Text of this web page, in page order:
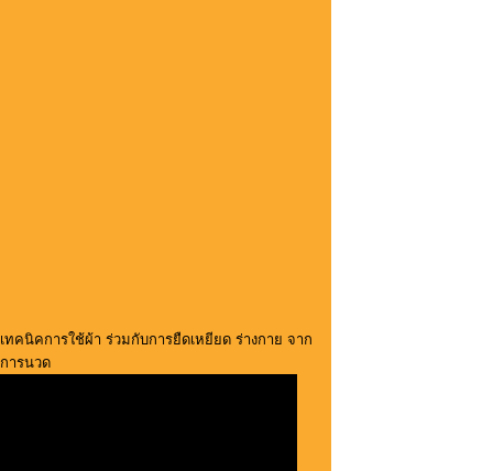
เทคนิคการใช้ผ้า ร่วมกับการยืดเหยียด ร่างกาย จาก
การนวด